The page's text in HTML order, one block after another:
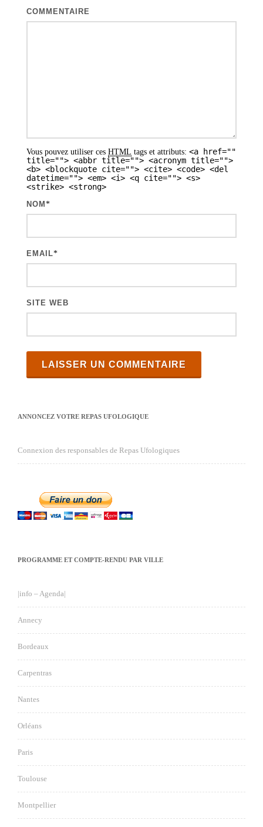
COMMENTAIRE
Vous pouvez utiliser ces HTML tags et attributs: <a href=""
title=""> <abbr title=""> <acronym title="">
<b> <blockquote cite=""> <cite> <code> <del
datetime=""> <em> <i> <q cite=""> <s>
<strike> <strong>
NOM *
EMAIL*
SITE WEB
ANNONCEZ VOTRE REPAS UFOLOGIQUE
Connexion des responsables de Repas Ufologiques
PROGRAMME ET COMPTE-RENDU PAR VILLE
|info – Agenda|
Annecy
Bordeaux
Carpentras
Nantes
Orléans
Paris
Toulouse
Montpellier